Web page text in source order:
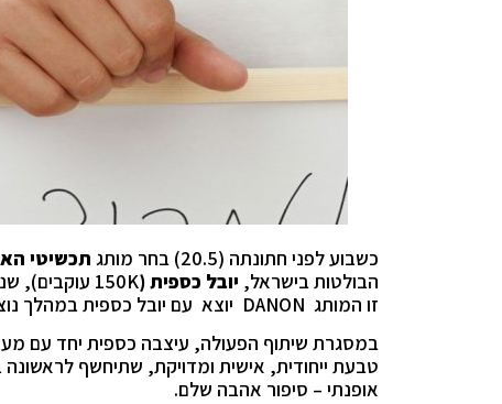
כשבוע לפני חתונתה (20.5) בחר מותג תכשיטי
הבולטות בישראל, יובל כספית (
זו המותג DANON יוצא עם יובל כספית במהלך נוצץ, מלא סטייל ובלתי צפוי שיתחיל כבר בשבוע הקרוב.
במסגרת שיתוף הפעולה, עיצבה כספית יחד עם
אופנתי – סיפור אהבה שלם.